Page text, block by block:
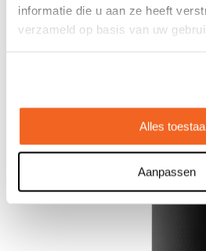
informatie die u aan ze heeft
verzameld op basis van uw
Alles
Aanpassen